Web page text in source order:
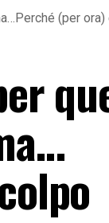
(per